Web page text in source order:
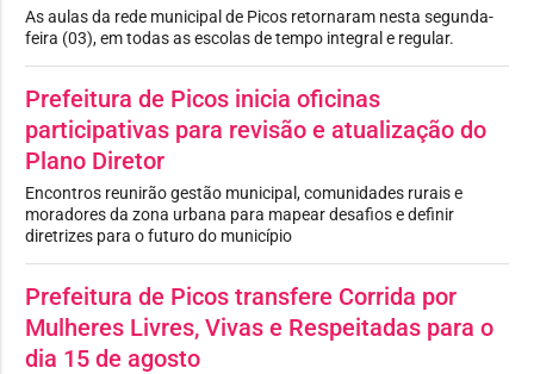
As aulas da rede municipal de Picos retornaram nesta segunda-
feira (03), em todas as escolas de tempo integral e regular.
Prefeitura de Picos inicia oficinas
participativas para revisão e atualização do
Plano Diretor
Encontros reunirão gestão municipal, comunidades rurais e
moradores da zona urbana para mapear desafios e definir
diretrizes para o futuro do município
Prefeitura de Picos transfere Corrida por
Mulheres Livres, Vivas e Respeitadas para o
dia 15 de agosto